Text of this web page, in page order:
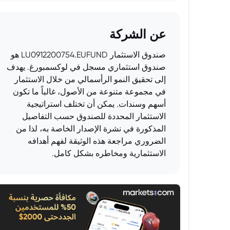
عن الشركة
صندوق الاستثمار LU0912200754.EUFUND هو
صندوق استثماري مسجل في لوكسمبورغ. يهدف
إلى تحقيق النمو الرأسمالي من خلال الاستثمار
في مجموعة متنوعة من الأصول، غالباً ما تكون
أسهم وسندات. يمكن أن تختلف استراتيجية
الاستثمار المحددة للصندوق حسب التفاصيل
المذكورة في نشرة الإصدار الخاصة به، لذا من
الضروري مراجعة هذه الوثيقة لفهم أهدافه
الاستثمارية ومخاطره بشكل كامل.